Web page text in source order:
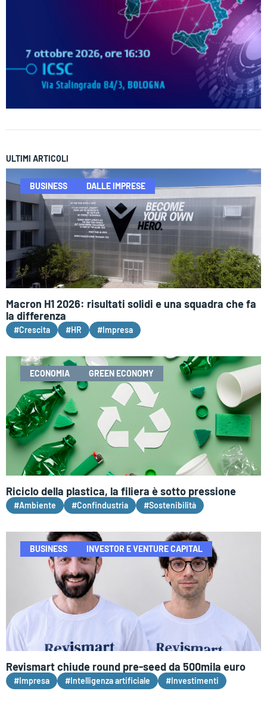
ULTIMI ARTICOLI
BUSINESS DALLE IMPRESE
Macron H1 2026: risultati solidi e una squadra che fa
la differenza
#Crescita #HR #Impresa
ECONOMIA GREEN ECONOMY
Riciclo della plastica, la filiera è sotto pressione
#Ambiente #Confindustria #Sostenibilità
BUSINESS INVESTOR E VENTURE CAPITAL
Revismart chiude round pre-seed da 500mila euro
#Impresa #Intelligenza artificiale #Investimenti